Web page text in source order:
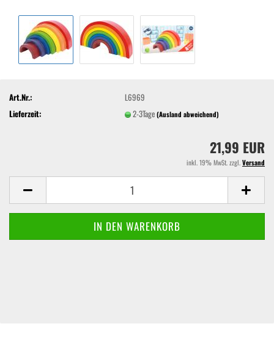
Art.Nr.:
L6969
Lieferzeit:
2-3Tage(Ausland abweichend)
21,99 EUR
inkl. 19% MwSt. zzgl.Versand